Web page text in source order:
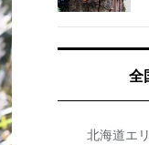
全
北海道エ